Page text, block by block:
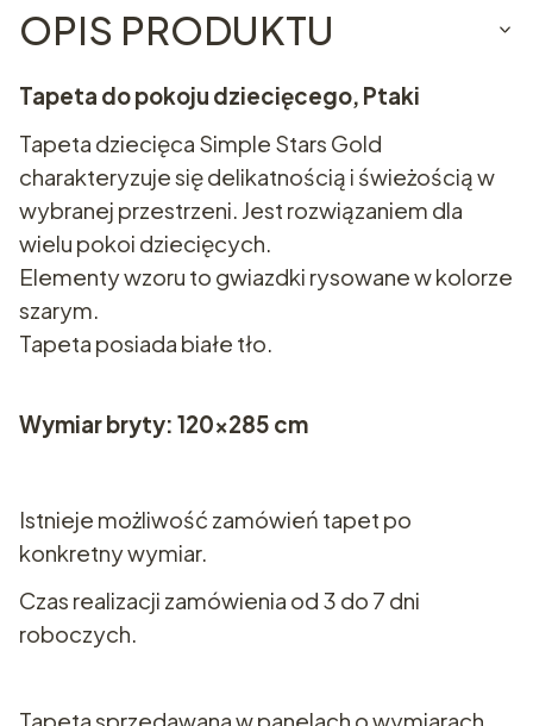
OPIS PRODUKTU
Tapeta do pokoju dziecięcego, Ptaki
Tapeta dziecięca Simple Stars Gold
charakteryzuje się delikatnością i świeżością w
wybranej przestrzeni. Jest rozwiązaniem dla
wielu pokoi dziecięcych.
Elementy wzoru to gwiazdki rysowane w kolorze
szarym.
Tapeta posiada białe tło.
Wymiar bryty: 120x285 cm
Istnieje możliwość zamówień tapet po
konkretny wymiar.
Czas realizacji zamówienia od 3 do 7 dni
roboczych.